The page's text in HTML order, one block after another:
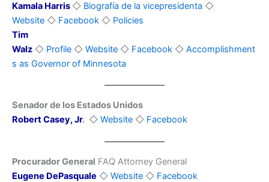
Kamala Harris ◇ Biografía de la vicepresidenta ◇
Website ◇ Facebook ◇ Policies
Tim
Walz ◇ Profile ◇ Website ◇ Facebook ◇ Accomplishment
s as Governor of Minnesota
Senador de los Estados Unidos
Robert Casey, Jr. ◇ Website ◇ Facebook
Procurador General FAQ Attorney General
Eugene DePasquale ◇ Website ◇ Facebook